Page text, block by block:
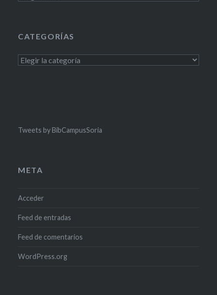
CATEGORÍAS
Categorías
Tweets by BibCampusSoria
META
Acceder
Feed de entradas
Feed de comentarios
WordPress.org